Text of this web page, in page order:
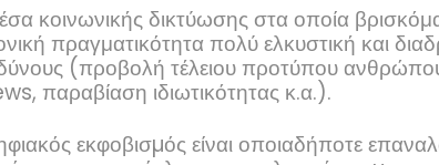
κοινωνικής δικτύωσης στα οποία
πραγματικότητα πολύ ελκυστική και
(προβολή τέλειου προτύπου
, παραβίαση ιδιωτικότητας κ.α.).
εκφοβισµός είναι οποιαδήποτε